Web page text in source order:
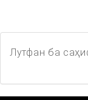
Лутфан ба